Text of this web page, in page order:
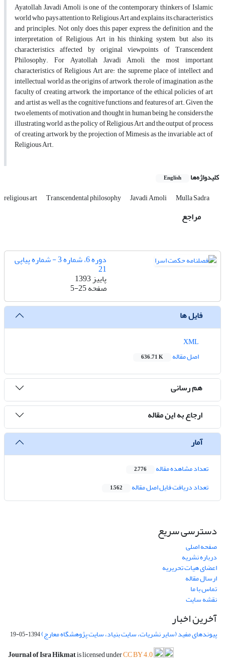
Ayatollah Javadi Amoli is one of the contemporary thinkers of Islamic
world who pays attention to Religious Art and explains its characteristics
and principles. Not only does this paper express the definition and the
interpretation of Religious Art in his thinking system, but also its
characteristics affected by original viewpoints of Transcendent
Philosophy. For Ayatollah Javadi Amoli, the most important
characteristics of Religious Art are: the supreme place of intellect and
intellectual world as the origins of artwork, the role of imagination as the
faculty of creating artwork, the importance of the ethical policies of art
and artist as well as the cognitive functions and features of art. Given the
two elements of motivation and thought in human being, he considers the
illustrating world as the policy of Religious Art and the output of process
of creating artwork by the projection of Mimesis as the invariable act of
Religious Art.
کلیدواژه‌ها English
religious art Transcendental philosophy Javadi Amoli Mulla Sadra
مراجع
دوره 6، شماره 3 - شماره پیاپی
21
پاییز 1393
صفحه5-25
فایل ها
اصل مقاله
636.71 K
هم رسانی
ارجاع به این مقاله
آمار
تعداد مشاهده مقاله 2,776
تعداد دریافت فایل اصل مقاله 1,562
دسترسی سریع
صفحه اصلی
درباره نشریه
اعضای هیات تحریریه
ارسال مقاله
تماس با ما
نقشه سایت
آخرین اخبار
پیوندهای مفید (سایر نشریات، سایت بنیاد، سایت پژوهشگاه معارج)1394-05-19
Journal of Isra Hikmatis licensed underCC BY 4.0